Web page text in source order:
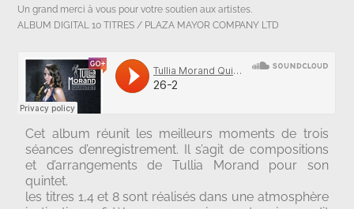
Un grand merci à vous pour votre soutien aux artistes.
ALBUM DIGITAL 10 TITRES / PLAZA MAYOR COMPANY LTD
Cet album réunit les meilleurs moments de trois
séances d’enregistrement. Il s’agit de compositions
et d’arrangements de Tullia Morand pour son
quintet.
les titres 1,4 et 8 sont réalisés dans une atmosphère